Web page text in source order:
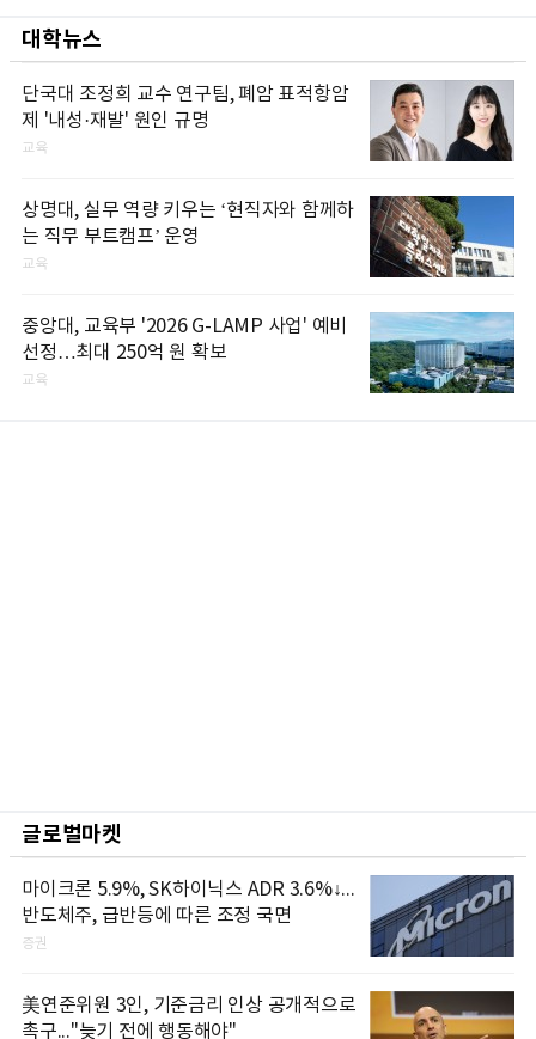
대학뉴스
단국대 조정희 교수 연구팀, 폐암 표적항암
제 '내성·재발' 원인 규명
교육
상명대, 실무 역량 키우는 ‘현직자와 함께하
는 직무 부트캠프’ 운영
교육
중앙대, 교육부 '2026 G-LAMP 사업' 예비
선정…최대 250억 원 확보
교육
글로벌마켓
마이크론 5.9%, SK하이닉스 ADR 3.6%↓...
반도체주, 급반등에 따른 조정 국면
증권
美연준위원 3인, 기준금리 인상 공개적으로
촉구..."늦기 전에 행동해야"